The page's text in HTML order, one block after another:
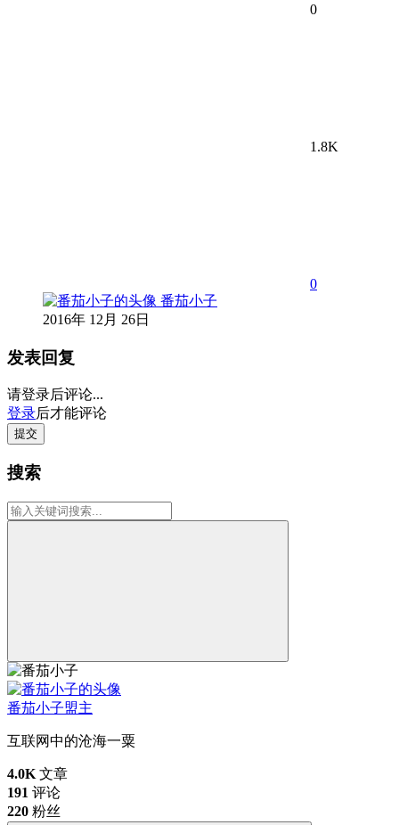
0
1.8K
0
番茄小子
2016年 12月 26日
发表回复
请登录后评论...
登录后才能评论
提交
搜索
番茄小子盟主
互联网中的沧海一粟
4.0K 文章
191 评论
220 粉丝